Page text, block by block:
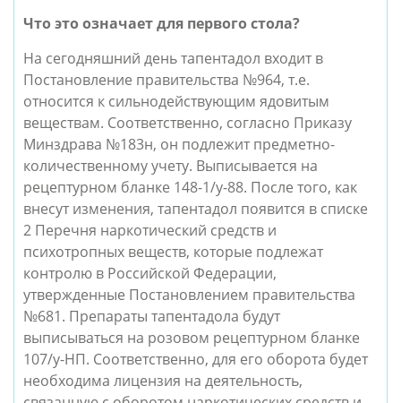
Что это означает для первого стола?
На сегодняшний день тапентадол входит в
Постановление правительства №964, т.е.
относится к сильнодействующим ядовитым
веществам. Соответственно, согласно Приказу
Минздрава №183н, он подлежит предметно-
количественному учету. Выписывается на
рецептурном бланке 148-1/у-88. После того, как
внесут изменения, тапентадол появится в списке
2 Перечня наркотический средств и
психотропных веществ, которые подлежат
контролю в Российской Федерации,
утвержденные Постановлением правительства
№681. Препараты тапентадола будут
выписываться на розовом рецептурном бланке
107/у-НП. Соответственно, для его оборота будет
необходима лицензия на деятельность,